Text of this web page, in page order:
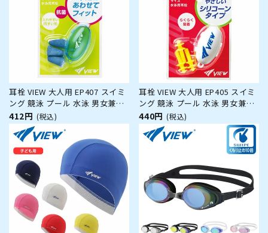
耳栓 VIEW 大人用 EP407 スイミ
ング 競泳 プール 水泳 男女兼用
ジム フィットネス
412円 (税込)
耳栓 VIEW 大人用 EP405 スイミ
ング 競泳 プール 水泳 男女兼用
ジム フィットネス
440円 (税込)